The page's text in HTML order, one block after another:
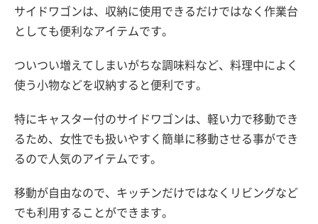
サイドワゴンは、収納に使用できるだけではなく作業台
としても便利なアイテムです。
ついつい増えてしまいがちな調味料など、料理中によく
使う小物などを収納すると便利です。
特にキャスター付のサイドワゴンは、軽い力で移動でき
るため、女性でも扱いやすく簡単に移動させる事ができ
るので人気のアイテムです。
移動が自由なので、キッチンだけではなくリビングなど
でも利用することができます。